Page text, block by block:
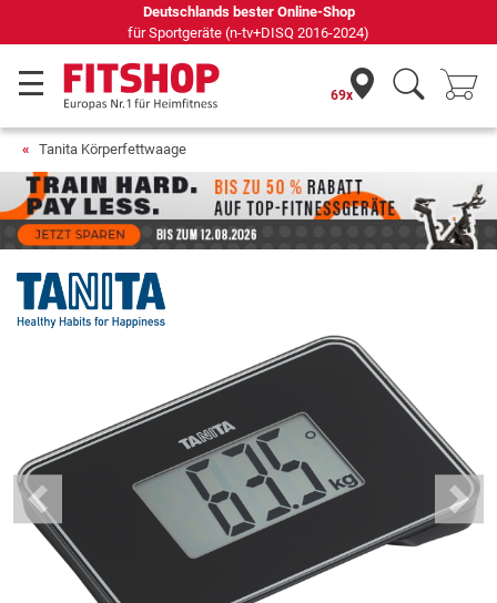
69 Fachmärkte vor Ort mit 75 eigenen Servicetechnikern
69x
Tanita Körperfettwaage
Previous Next